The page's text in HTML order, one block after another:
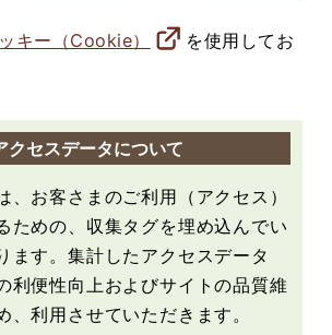
キー（Cookie）
を使用してお
クセスデータについて
、お客さまのご利用（アクセス）
ための、収集タグを埋め込んでい
ます。集計したアクセスデータ
利便性向上およびサイトの品質維
、利用させていただきます。